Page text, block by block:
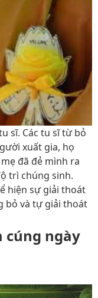
sĩ. Các tu sĩ từ bỏ
xuất gia, họ
đã đẻ mình ra
trì chúng sinh.
hiện sự giải thoát
bỏ và tự giải thoát
cúng ngày